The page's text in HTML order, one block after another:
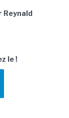
Reynald
le !